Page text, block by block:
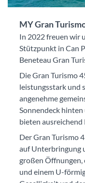
MY Gran
In 2022 freuen wir
Stützpunkt in Can
Beneteau Gran
Die Gran Turismo
leistungsstark und
angenehme
Sonnendeck
bieten
Der Gran Turismo
auf Unterbringung
großen
und einem U-